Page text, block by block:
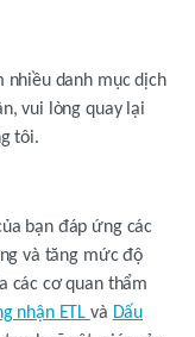
nhiều danh mục dịch
vui lòng quay lại
tôi.
bạn đáp ứng các
và tăng mức độ
các cơ quan thẩm
nhận ETLvà Dấu